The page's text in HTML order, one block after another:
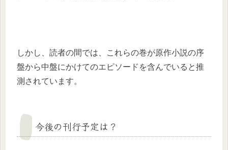
しかし、読者の間では、これらの巻が原作小説の序
盤から中盤にかけてのエピソードを含んでいると推
測されています。
今後の刊行予定は？